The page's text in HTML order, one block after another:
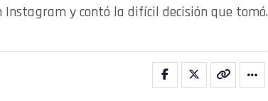
Instagram y contó la difícil decisión que tomó.